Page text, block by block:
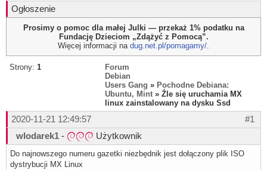
Ogłoszenie
Prosimy o pomoc dla małej Julki — przekaż 1% podatku na
Fundację Dzieciom „Zdążyć z Pomocą”.
Więcej informacji na dug.net.pl/pomagamy/.
Strony: 1
Forum
Debian
Users Gang » Pochodne Debiana:
Ubuntu, Mint » Źle się uruchamia MX
linux zainstalowany na dysku Ssd
#1
2020-11-21 12:49:57
wlodarek1 - Użytkownik
Do najnowszego numeru gazetki niezbędnik jest dołączony plik ISO
dystrybucji MX Linux